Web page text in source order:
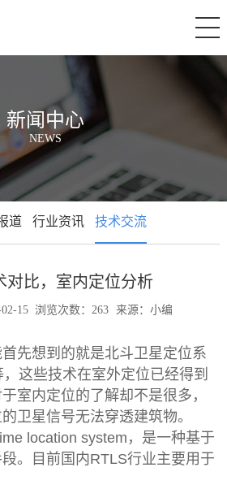
新闻中心
NEWS
道 行业资讯 技术交流
对比，室内定位分析
15 浏览次数：263 来源：小编
先想到的就是北斗卫星定位系
这些技术在室外定位已经得到
室内定位的了解却不是很多，
卫星信号无法穿透建筑物。
location system，是一种基于
。目前国内RTLS行业主要用于